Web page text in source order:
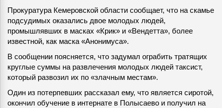
Прокуратура Кемеровской области сообщает, что на скамье
подсудимых оказались двое молодых людей,
промышлявших в масках «Крик» и «Вендетта», более
известной, как маска «Анонимуса».
В сообщении поясняется, что задумал ограбить тратящих
круглые суммы на развлечения молодых людей таксист,
который развозил их по «злачным местам».
Один из потерпевших рассказал ему, что является сиротой,
окончил обучение в интернате в Полысаево и получил на